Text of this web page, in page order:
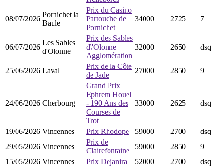
08/07/2026
Pornichet la
Baule
Prix du Casino
Partouche de
Pornichet
34000 2725 7
06/07/2026
Les Sables
d'Olonne
Prix des Sables
d\'Olonne
Agglomération
32000 2650 dsq
25/06/2026 Laval
Prix de la Côte
de Jade
27000 2850 9
24/06/2026 Cherbourg
Grand Prix
Ephrem Houel
- 190 Ans des
Courses de
Trot
33000 2625 dsq
19/06/2026 Vincennes Prix Rhodope 59000 2700
dsq
29/05/2026 Vincennes
Prix de
Clairefontaine
59000 2850
9
15/05/2026 Vincennes Prix Dejanira 52000 2700
dsq